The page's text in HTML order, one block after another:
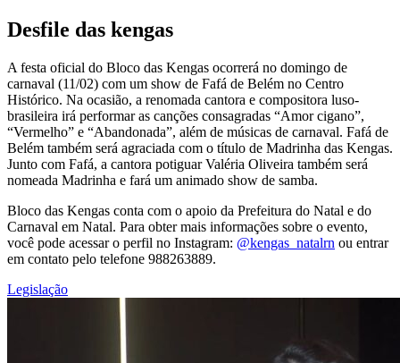
Desfile das kengas
A festa oficial do Bloco das Kengas ocorrerá no domingo de
carnaval (11/02) com um show de Fafá de Belém no Centro
Histórico. Na ocasião, a renomada cantora e compositora luso-
brasileira irá performar as canções consagradas “Amor cigano”,
“Vermelho” e “Abandonada”, além de músicas de carnaval. Fafá de
Belém também será agraciada com o título de Madrinha das Kengas.
Junto com Fafá, a cantora potiguar Valéria Oliveira também será
nomeada Madrinha e fará um animado show de samba.
Bloco das Kengas conta com o apoio da Prefeitura do Natal e do
Carnaval em Natal. Para obter mais informações sobre o evento,
você pode acessar o perfil no Instagram: @kengas_natalrn ou entrar
em contato pelo telefone 988263889.
Legislação